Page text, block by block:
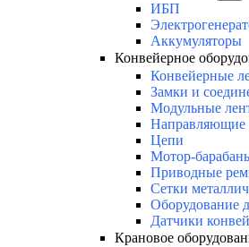
ИБП
Аккумуляторы
Конвейерное
Конвейерные
Замки и
Модульные
Направляющие
Цепи
Мотор-
Приводные
Сетки
Оборудование
Датчики
Крановое